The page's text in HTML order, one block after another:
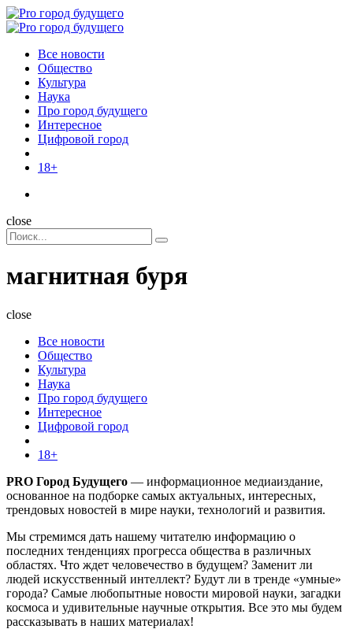
Menu
Поиск
Menu
Pro
Все новости
Общество
Культура
Наука
Про город будущего
Интересное
Цифровой город
18+
Поиск
close
Search
for:
Поиск
магнитная буря
close
Все новости
Общество
Культура
Наука
Про город будущего
Интересное
Цифровой город
18+
PRO Город Будущего — информационное медиаиздание,
основанное на подборке самых актуальных, интересных,
трендовых новостей в мире науки, технологий и развития.
Мы стремимся дать нашему читателю информацию о
последних тенденциях прогресса общества в различных
областях. Что ждет человечество в будущем? Заменит ли
людей искусственный интеллект? Будут ли в тренде «умные»
города? Самые любопытные новости мировой науки, загадки
космоса и удивительные научные открытия. Все это мы будем
рассказывать в наших материалах!